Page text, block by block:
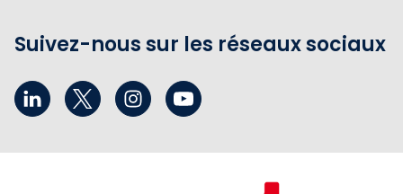
Suivez-nous sur les réseaux sociaux